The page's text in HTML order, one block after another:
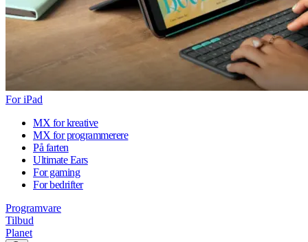
For iPad
MX for kreative
MX for programmerere
På farten
Ultimate Ears
For gaming
For bedrifter
Programvare
Tilbud
Planet